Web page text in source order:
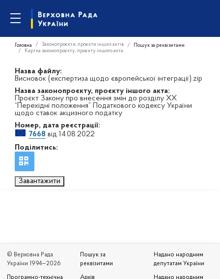
Головна Законопроєкти, проєкти інших актів
Пошук за реквізитами
Картка законопроєкту, проєкту іншого акта
Назва файлу:
Висновок (експертиза щодо європейської інтеграції).zip
Назва законопроєкту, проєкту іншого акта:
Проєкт Закону про внесення змін до розділу ХХ
“Перехідні положення” Податкового кодексу України
щодо ставок акцизного податку
Номер, дата реєстрації:
7668 від 14.08.2022
Поділитись:
Завантажити
© Верховна Рада
України 1994—2026
Програмно-технічна
Пошук за
реквізитами
Архів
Надано народним
депутатам України
Надано народним